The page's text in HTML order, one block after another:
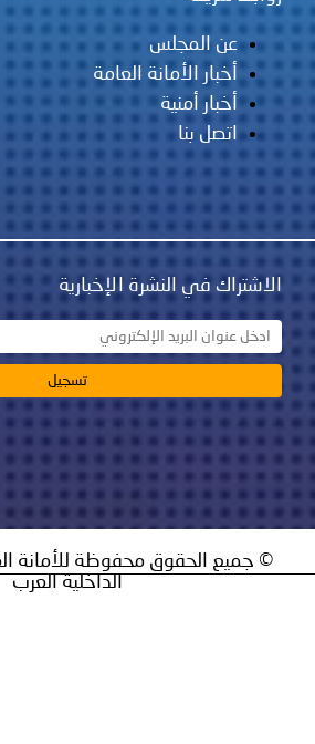
العامة
الإخبارية
محفوظة للأمانة العامة لمجلس وزراء